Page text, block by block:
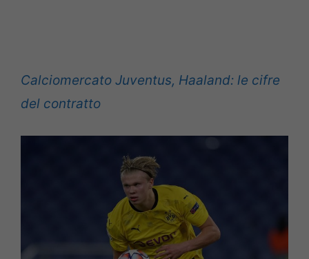
Calciomercato Juventus, Haaland: le cifre
del contratto